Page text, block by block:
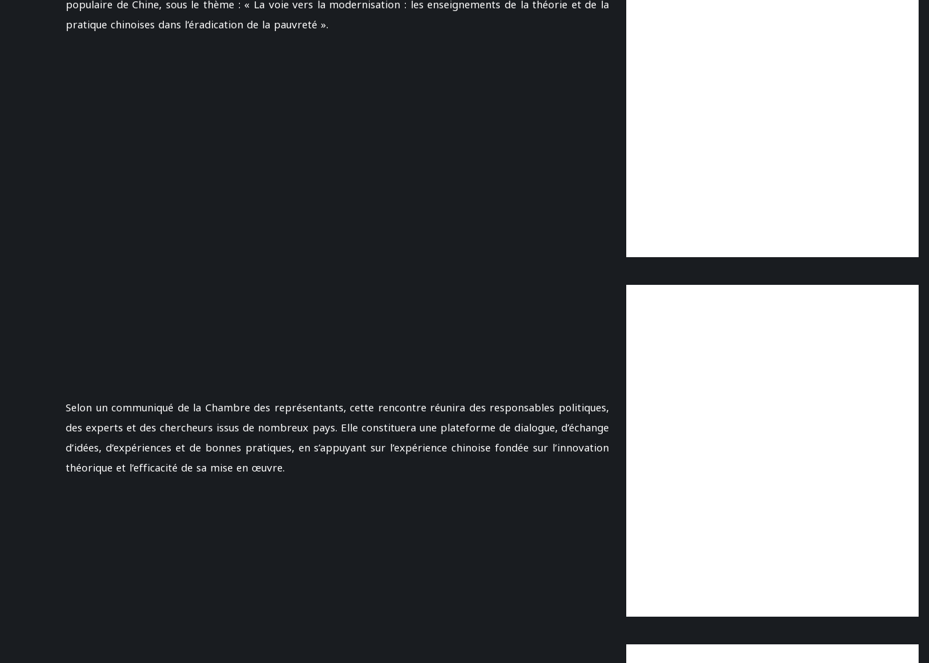
populaire de Chine, sous le thème : « La voie vers la modernisation : les enseignements de la théorie et de la
pratique chinoises dans l’éradication de la pauvreté ».
Selon un communiqué de la Chambre des représentants, cette rencontre réunira des responsables politiques,
des experts et des chercheurs issus de nombreux pays. Elle constituera une plateforme de dialogue, d’échange
d’idées, d’expériences et de bonnes pratiques, en s’appuyant sur l’expérience chinoise fondée sur l’innovation
théorique et l’efficacité de sa mise en œuvre.